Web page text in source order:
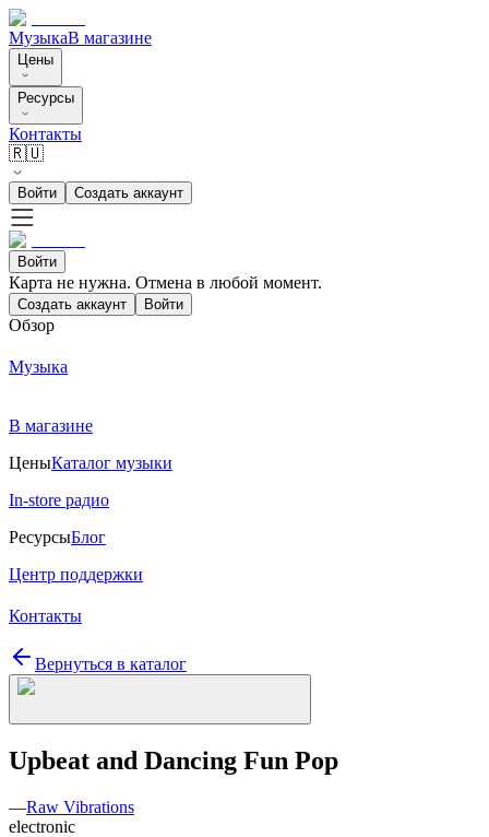
МузыкаВ магазине
Цены
Ресурсы
Контакты
🇷🇺
Войти Создать аккаунт
Войти
Карта не нужна. Отмена в любой момент.
Создать аккаунт Войти
Обзор
Музыка
В магазине
ЦеныКаталог музыки
In-store радио
РесурсыБлог
Центр поддержки
Контакты
Вернуться в каталог
Upbeat and Dancing Fun Pop
—Raw Vibrations
electronic